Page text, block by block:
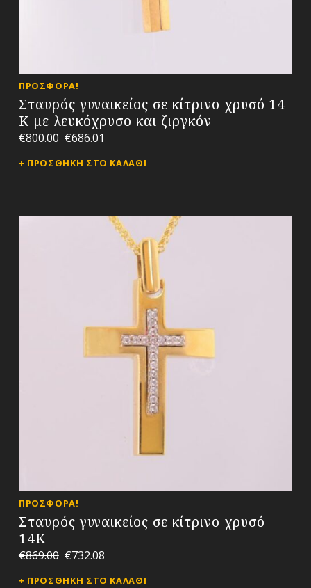
Σταυρός γυναικείος σε κίτρινο χρυσό 14
Κ με λευκόχρυσο και ζιργκόν
ΠΡΟΣΦΟΡΆ!
€800.00 €686.01
ΠΡΟΣΘΉΚΗ ΣΤΟ ΚΑΛΆΘΙ
Σταυρός γυναικείος σε κίτρινο χρυσό
14Κ
ΠΡΟΣΦΟΡΆ!
€869.00 €732.08
ΠΡΟΣΘΉΚΗ ΣΤΟ ΚΑΛΆΘΙ